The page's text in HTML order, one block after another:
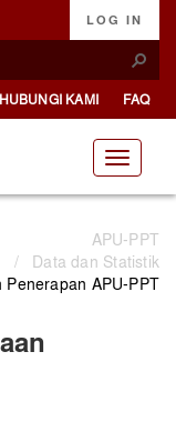
LOG IN
HUBUNGI KAMI FAQ
APU-PPT
/
Data dan Statistik
APU-PPT